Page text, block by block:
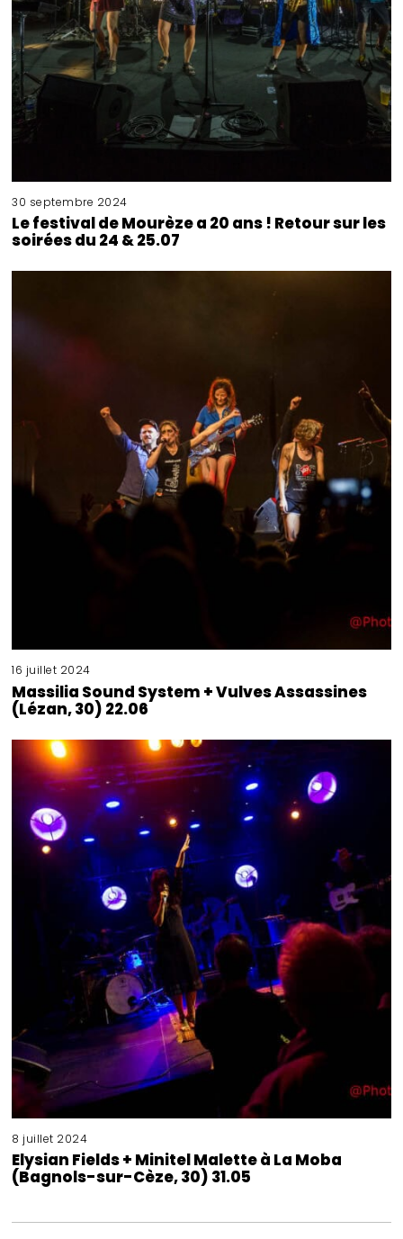
30 septembre 2024
Le festival de Mourèze a 20 ans ! Retour sur les
soirées du 24 & 25.07
16 juillet 2024
Massilia Sound System + Vulves Assassines
(Lézan, 30) 22.06
8 juillet 2024
Elysian Fields + Minitel Malette à La Moba
(Bagnols-sur-Cèze, 30) 31.05